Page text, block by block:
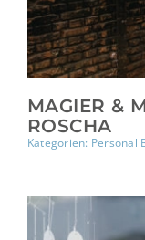
MAGIER &
ROSCHA
Kategorien: Personal